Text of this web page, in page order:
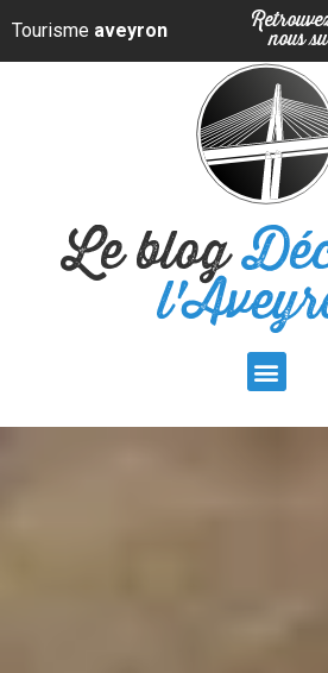
Panneau de gestion des cookies
Tourisme aveyron nous
Le blog